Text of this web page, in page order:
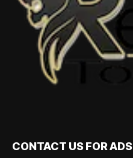
CONTACT US FOR ADS